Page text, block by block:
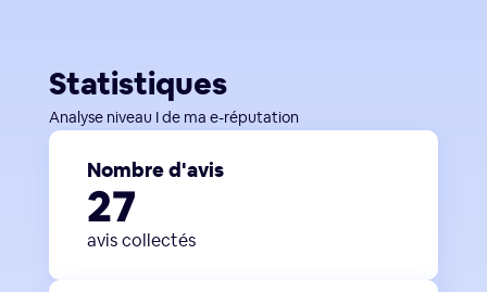
Statistiques
Analyse niveau I de ma e-réputation
Nombre d'avis
27
avis collectés